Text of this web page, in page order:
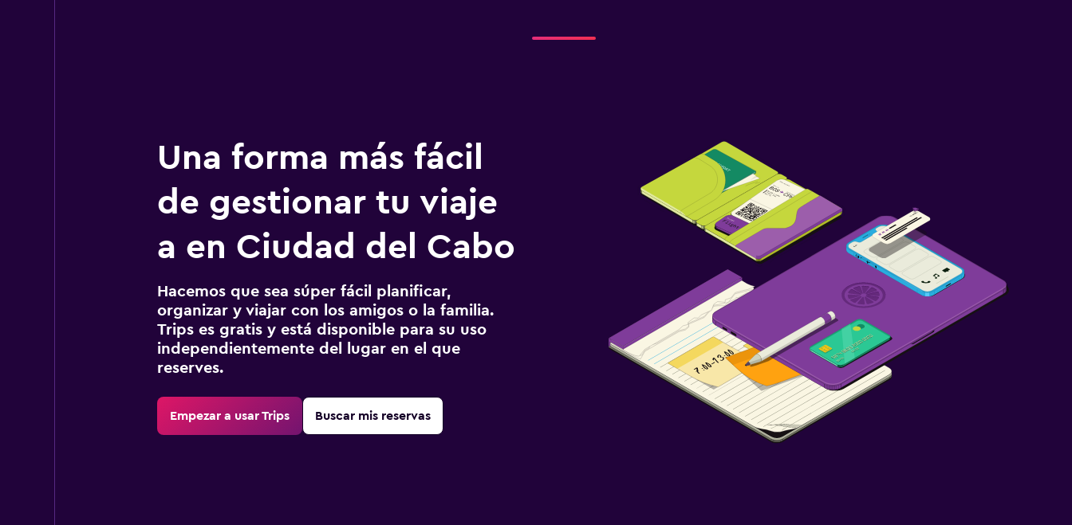
Una forma más fácil
de gestionar tu viaje
a en Ciudad del Cabo
Hacemos que sea súper fácil planificar,
organizar y viajar con los amigos o la familia.
Trips es gratis y está disponible para su uso
independientemente del lugar en el que
reserves.
Empezar a usar Trips Buscar mis reservas